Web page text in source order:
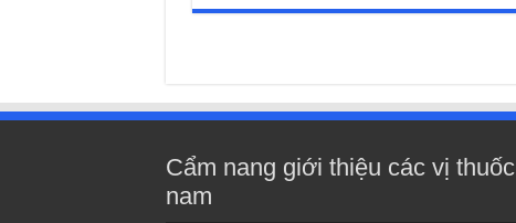
Cẩm nang giới thiệu các vị thuốc
nam